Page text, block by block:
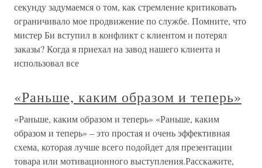
секунду задумаемся о том, как стремление критиковать
ограничивало мое продвижение по службе. Помните, что
мистер Би вступил в конфликт с клиентом и потерял
заказы? Когда я приехал на завод нашего клиента и
использовал все
«Раньше, каким образом и теперь»
«Раньше, каким образом и теперь» «Раньше, каким
образом и теперь» – это простая и очень эффективная
схема, которая лучше всего подойдет для презентации
товара или мотивационного выступления.Расскажите,